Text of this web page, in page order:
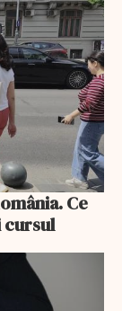
Ce
cursul